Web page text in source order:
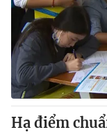
Hạ điểm